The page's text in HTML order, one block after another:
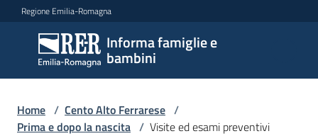
Vai al contenuto
Vai alla navigazione
Vai al footer
Regione Emilia-Romagna
Informa famiglie e
bambini
Informa
famiglie
e
bambini
Home / Cento Alto Ferrarese /
Prima e dopo la nascita / Visite ed esami preventivi